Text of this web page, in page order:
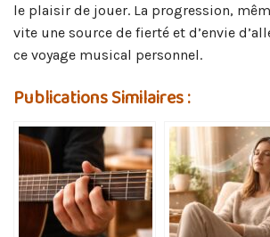
le plaisir de jouer. La progression,
vite une source de fierté et d’envie
ce voyage musical personnel.
Publications Similaires :